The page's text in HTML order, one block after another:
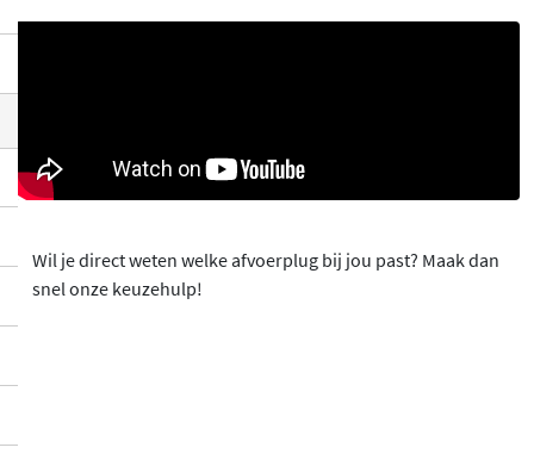
Wil je direct weten welke afvoerplug bij jou past? Maak dan
snel onze keuzehulp!